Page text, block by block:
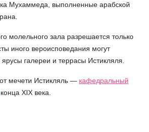
Мухаммеда, выполненные арабской
молельного зала разрешается только
иного вероисповедания могут
галереи и террасы Истикляля.
мечети Истикляль — кафедральный
конца XIX века.